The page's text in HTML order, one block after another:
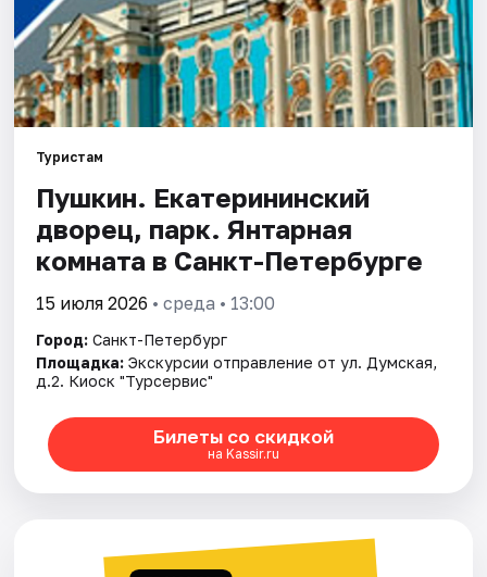
Экскурсии
Спорт
События
Города
Площадки
Артисты
Рейтинги
Туристам
Пушкин. Екатерининский
дворец, парк. Янтарная
комната в Санкт-Петербурге
15 июля 2026 • среда • 13:00
Город: Санкт-Петербург
Площадка: Экскурсии отправление от ул. Думская,
д.2. Киоск "Турсервис"
Билеты со скидкой
на Kassir.ru